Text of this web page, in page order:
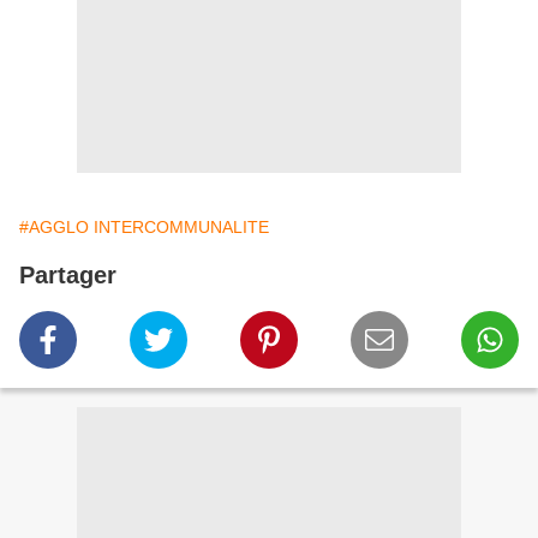
#AGGLO INTERCOMMUNALITE
Partager